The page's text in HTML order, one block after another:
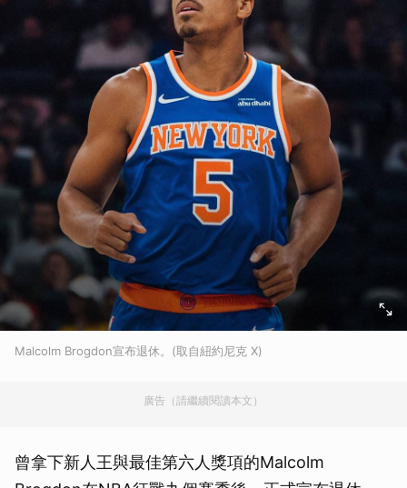
Malcolm Brogdon宣布退休。(取自紐約尼克 X)
廣告（請繼續閱讀本文）
曾拿下新人王與最佳第六人獎項的Malcolm